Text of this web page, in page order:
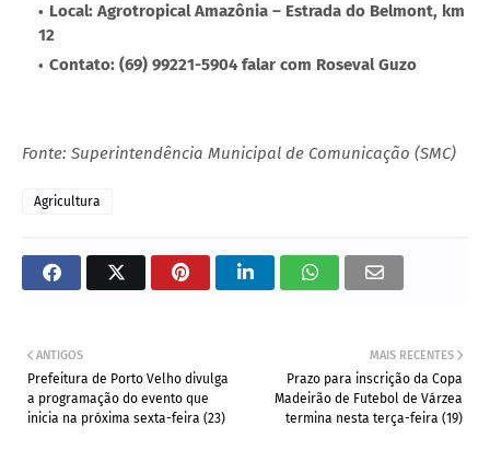
Local: Agrotropical Amazônia – Estrada do Belmont, km
12
Contato: (69) 99221-5904 falar com Roseval Guzo
Fonte: Superintendência Municipal de Comunicação (SMC)
Agricultura
MAIS RECENTES
Prazo para inscrição da Copa
Madeirão de Futebol de Várzea
termina nesta terça-feira (19)
ANTIGOS
Prefeitura de Porto Velho divulga
a programação do evento que
inicia na próxima sexta-feira (23)